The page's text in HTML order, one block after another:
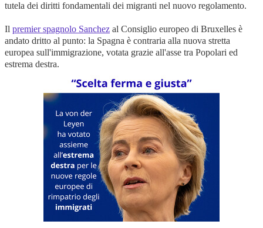
tutela dei diritti fondamentali dei migranti nel nuovo regolamento.
Il premier spagnolo Sanchez al Consiglio europeo di Bruxelles è
andato dritto al punto: la Spagna è contraria alla nuova stretta
europea sull'immigrazione, votata grazie all'asse tra Popolari ed
estrema destra.